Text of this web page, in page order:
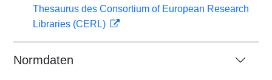
Thesaurus des Consortium of European Research
Libraries (CERL)
Normdaten